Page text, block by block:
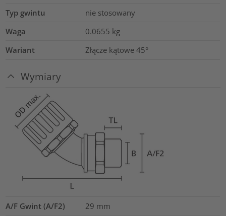
Typ gwintu
nie stosowany
Waga
0.0655 kg
Wariant
Złącze kątowe 45°
Wymiary
A/F Gwint (A/F2) 29 mm